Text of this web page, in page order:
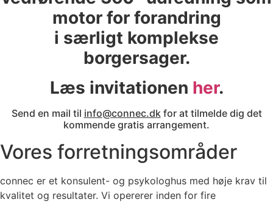
motor for forandring
i særligt komplekse
borgersager.
Læs invitationen her.
Send en mail til info@connec.dkfor at tilmelde dig det
kommende gratis arrangement.
Vores forretningsområder
connec er et konsulent- og psykologhus med høje krav til
kvalitet og resultater. Vi opererer inden for fire